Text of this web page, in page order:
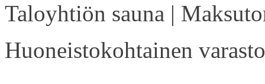
Taloyhtiön sauna |
Huoneistokohtainen